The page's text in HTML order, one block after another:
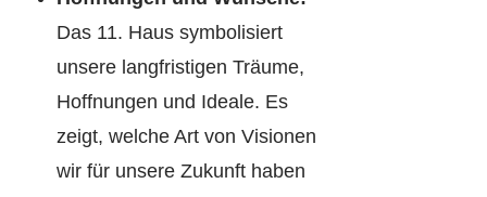
Das 11. Haus symbolisiert
unsere langfristigen Träume,
Hoffnungen und Ideale. Es
zeigt, welche Art von Visionen
wir für unsere Zukunft haben